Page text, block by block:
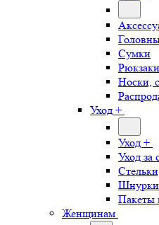
Сумки
Рюкзаки
Носки,
Уход +
Уход +
Уход за
Шнурки
Пакеты
Женщинам